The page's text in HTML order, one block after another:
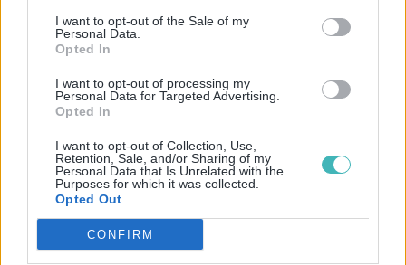
I want to opt-out of the Sale of my
Personal Data.
Opted In
I want to opt-out of processing my
Personal Data for Targeted Advertising.
Opted In
I want to opt-out of Collection, Use,
Retention, Sale, and/or Sharing of my
Personal Data that Is Unrelated with the
Purposes for which it was collected.
Opted Out
CONFIRM
Pour vos clients appartenant à la CSP+,
adaptez votre communication pour les
toucher davantage: